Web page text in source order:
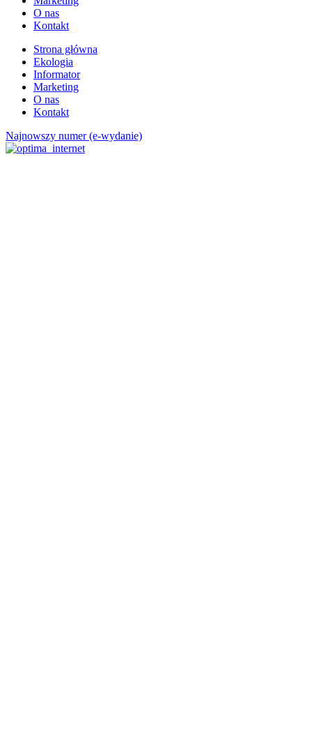
O nas
Kontakt
Strona główna
Ekologia
Informator
Marketing
O nas
Kontakt
Najnowszy numer (e-wydanie)